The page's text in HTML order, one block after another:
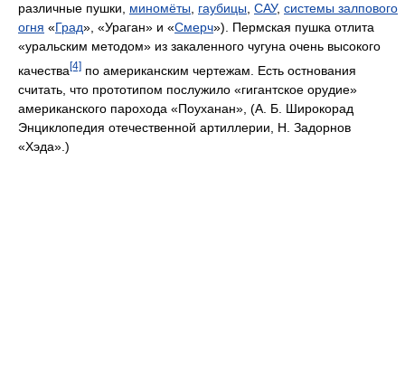
различные пушки, миномёты гаубицы САУ, системы залпового
огня «Град», «Ураган» и «Смерч»). Пермская пушка отлита
«уральским методом» из закаленного чугуна очень высокого
качества [4] по американским чертежам. Есть остнования
считать, что прототипом послужило «гигантское орудие»
американского парохода «Поуханан», (А. Б. Широкорад
Энциклопедия отечественной артиллерии, Н. Задорнов
«Хэда».)